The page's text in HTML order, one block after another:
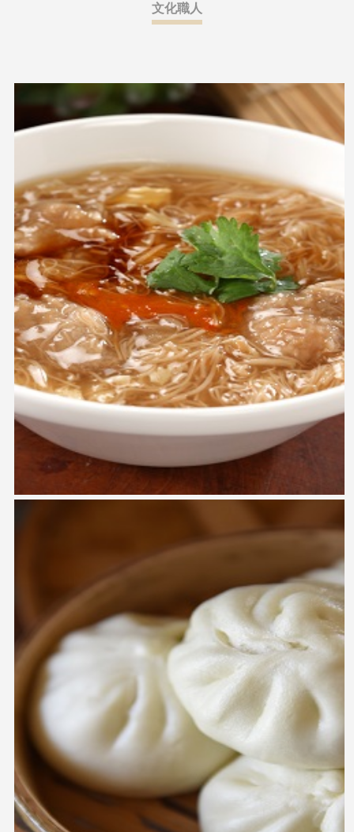
文化職人